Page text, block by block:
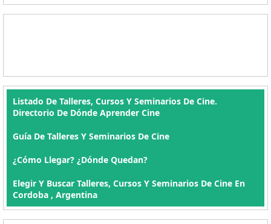
Listado De Talleres, Cursos Y Seminarios De Cine.
Directorio De Dónde Aprender Cine
Guía De Talleres Y Seminarios De Cine
¿Cómo Llegar? ¿Dónde Quedan?
Elegir Y Buscar Talleres, Cursos Y Seminarios De Cine En
Cordoba , Argentina